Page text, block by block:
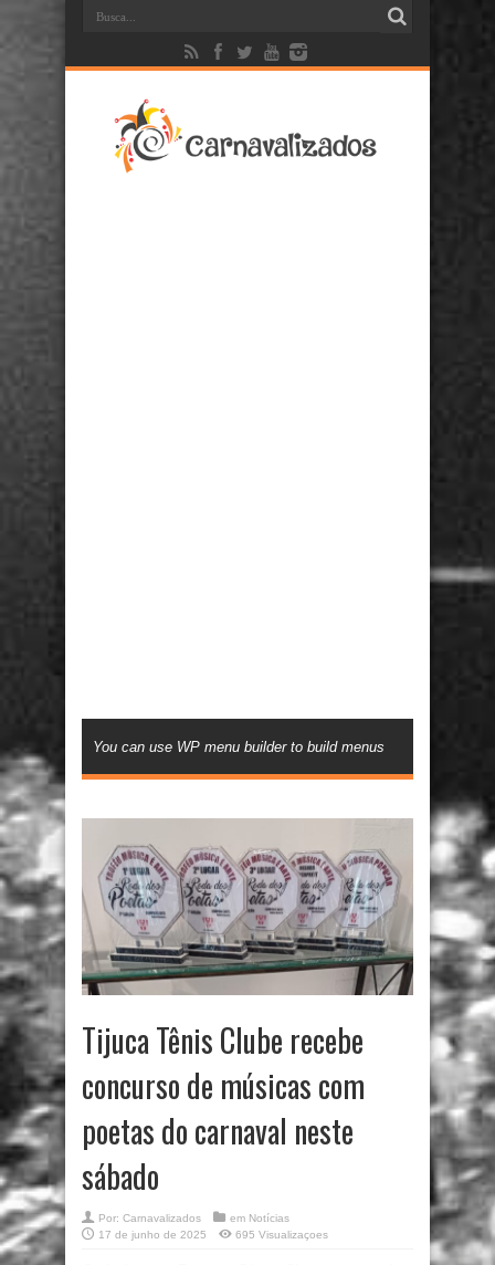
You can use WP menu builder to build menus
Tijuca Tênis Clube recebe
concurso de músicas com
poetas do carnaval neste
sábado
Por: Carnavalizados em Notícias
17 de junho de 2025
695 Visualizaçoes